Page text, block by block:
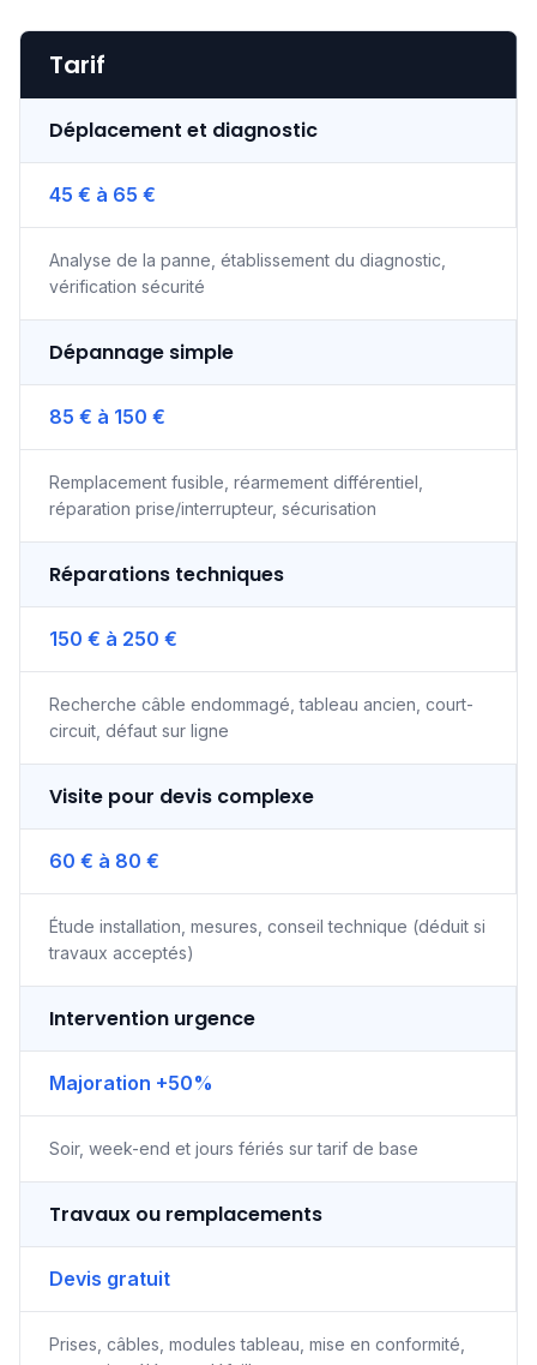
Tarif
Déplacement et diagnostic
45 € à 65 €
Analyse de la panne, établissement du diagnostic,
vérification sécurité
Dépannage simple
85 € à 150 €
Remplacement fusible, réarmement différentiel,
réparation prise/interrupteur, sécurisation
Réparations techniques
150 € à 250 €
Recherche câble endommagé, tableau ancien, court-
circuit, défaut sur ligne
Visite pour devis complexe
60 € à 80 €
Étude installation, mesures, conseil technique (déduit si
travaux acceptés)
Intervention urgence
Majoration +50%
Soir, week-end et jours fériés sur tarif de base
Travaux ou remplacements
Devis gratuit
Prises, câbles, modules tableau, mise en conformité,